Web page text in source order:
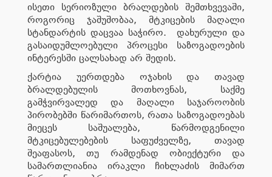
ისეთი სერიოზული ბრალდების შემთხვევაში,
როგორიც ჯაშუშობაა, მტკიცების მაღალი
სტანდარტის დაცვაა საჭირო. დახურული და
გასაიდუმლოებული პროცესი საზოგადოების
ინტერესში ცალსახად არ შედის.
ქარტია უერთდება ოჯახის და თავად
ბრალდებულის მოთხოვნას, საქმე
გამჭვირვალედ და მაღალი საჯაროობის
პირობებში წარიმართოს, რათა საზოგადოებას
მიეცეს საშუალება, წარმოდგენილი
მტკიცებულებების საფუძველზე, თავად
შეაფასოს, თუ რამდენად ობიექტური და
სამართლიანია ირაკლი ჩიხლაძის მიმართ